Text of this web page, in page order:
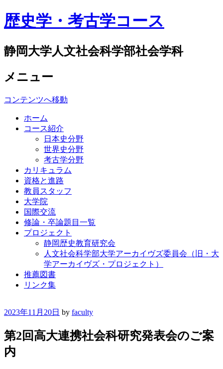
歴史学・考古学コース
静岡大学人文社会科学部社会学科
メニュー
コンテンツへ移動
ホーム
コース紹介
日本史分野
世界史分野
考古学分野
カリキュラム
資格と進路
教員スタッフ
大学院
国際交流
修論・卒論題目一覧
プロジェクト
静岡歴史教育研究会
人文社会科学部大学アーカイヴズ委員会（旧・大
学アーカイヴズ・プロジェクト）
推薦図書
リンク集
2023年11月20日 by faculty
第2回高大連携社会科研究発表会のご案
内